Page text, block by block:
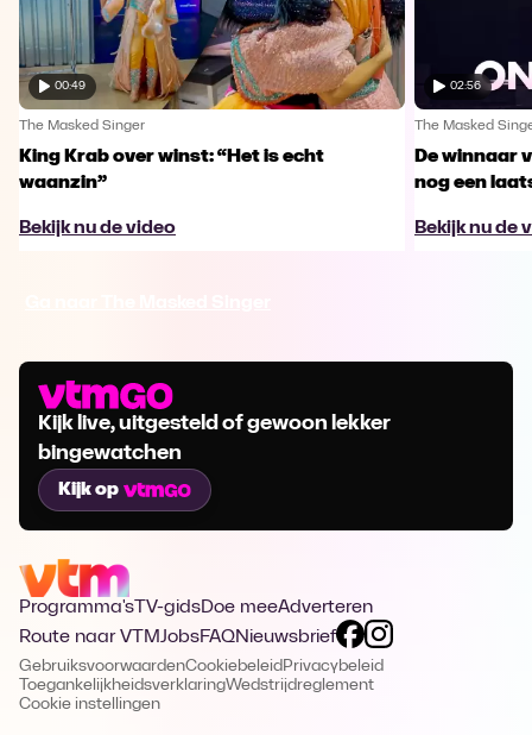
00:49
The Masked Singer
King Krab over winst: “Het is echt
waanzin”
Bekijk nu de video
02:56
The Masked
De winnaar
nog een
Bekijk nu de
Kijk live, uitgesteld of gewoon lekker
bingewatchen
Kijk op
Programma's TV-gidsDoe meeAdverteren
Route naar VTMJobsFAQNieuwsbrief
GebruiksvoorwaardenCookiebeleid Privacybeleid
ToegankelijkheidsverklaringWedstrijdreglement
Cookie instellingen